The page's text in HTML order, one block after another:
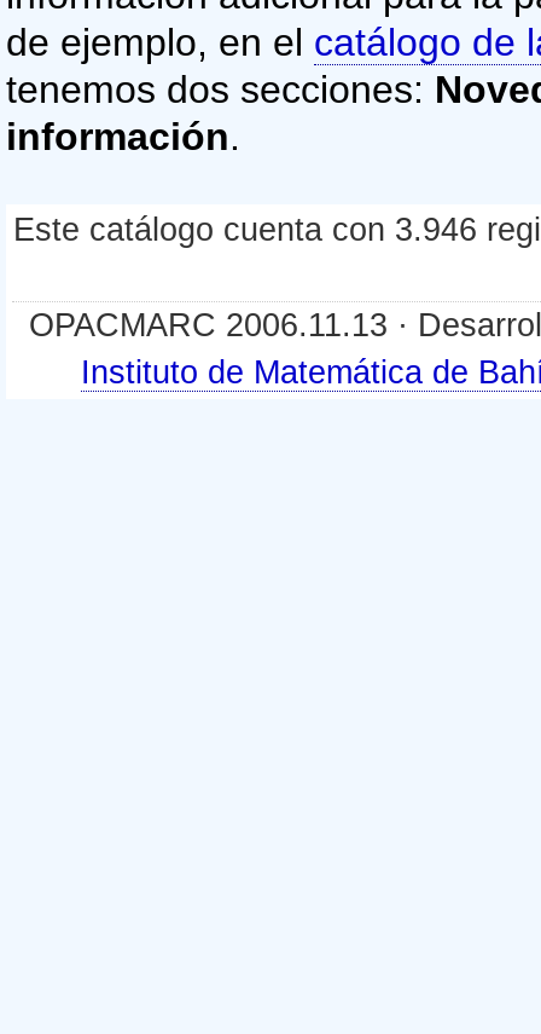
de ejemplo, en el catálogo de
tenemos dos secciones:
información.
Este catálogo cuenta con 3.946
OPACMARC 2006.11.13 ·
Instituto de Matemática de